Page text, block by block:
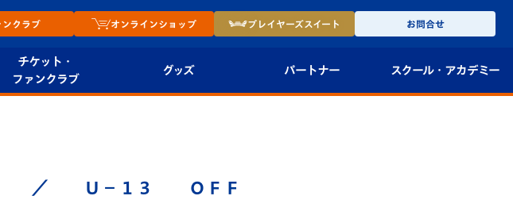
ンクラブ オンラインショップ プレイヤーズスイート お問合せ
チケット・
ファンクラブ
レイヤーズスイート
グッズ パートナー スクール・ アカデミー
） ／ Ｕ－１３ ＯＦＦ